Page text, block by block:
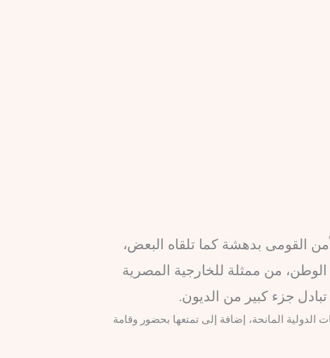
القومى بدهشة كما تلقاه البعض،
من ممثلة للخارجية المصرية
جزء كبير من الديون.
المانحة، إضافة إلى تمتعها بحضور وقامة